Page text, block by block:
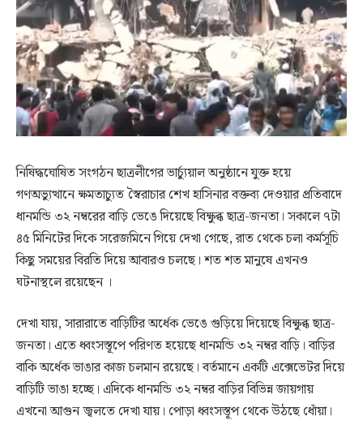
নিষিদ্ধঘোষিত সংগঠন ছাত্রলীগের ভার্চ্যুয়াল অনুষ্ঠানে যুক্ত হয়ে
গণঅভ্যুত্থানে ক্ষমতাচ্যুত স্বৈরাচার শেখ হাসিনার বক্তব্য দেওয়ার প্রতিবাদে
ধানমন্ডি ৩২ নম্বরের বাড়ি ভেঙে দিয়েছে বিক্ষুব্ধ ছাত্র-জনতা। সকালে ৭টা
৪৫ মিনিটের দিকে সরেজমিনে গিয়ে দেখা গেছে, রাত থেকে চলা কর্মসূচি
কিছু সময়ের বিরতি দিয়ে আবারও চলছে। শত শত মানুষে এখনও
ঘটনাস্থলে রয়েছেন ।
দেখা যায়, সারারাতে বাড়িটির অর্ধেক ভেঙে গুড়িয়ে দিয়েছে বিক্ষুব্ধ ছাত্র-
জনতা। এতে ধ্বংসস্তূপে পরিণত হয়েছে ধানমন্ডি ৩২ নম্বর বাড়ি। বাড়ির
বাকি অর্ধেক ভাঙার কাজ চলমান রয়েছে। বর্তমানে একটি এক্সেভেটর দিয়ে
বাড়িটি ভাঙা হচ্ছে। এদিকে ধানমন্ডি ৩২ নম্বর বাড়ির বিভিন্ন জায়গায়
এখনো আগুন জ্বলতে দেখা যায়। পোড়া ধ্বংসস্তূপ থেকে উঠছে ধোঁয়া।